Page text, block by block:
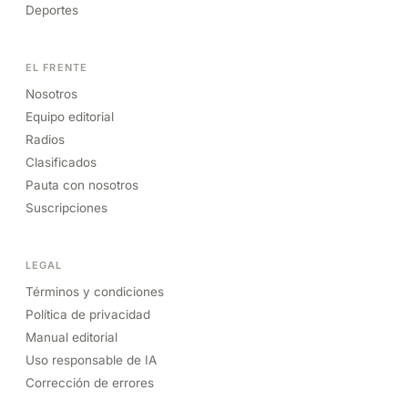
Deportes
EL FRENTE
Nosotros
Equipo editorial
Radios
Clasificados
Pauta con nosotros
Suscripciones
LEGAL
Términos y condiciones
Política de privacidad
Manual editorial
Uso responsable de IA
Corrección de errores